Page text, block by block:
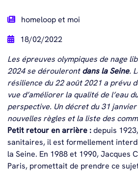
homeloop et moi
18/02/2022
Les épreuves olympiques de nage
2024 se déroulerontdans la Seine.
résilience du 22 août 2021 a prévu
vue d’améliorer la qualité de l’eau
perspective. Un décret du 31
nouvelles règles et la liste des
Petit retour en arrière :depuis
sanitaires, il est formellement
la Seine. En 1988 et 1990, Jacques
Paris, promettait de prendre ce